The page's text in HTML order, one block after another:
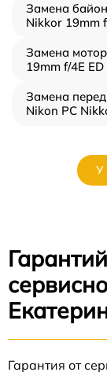
Замена
Nikkor 19mm
Замена
19mm f/4E ED
Замена
Nikon PC
У
Гарантия от